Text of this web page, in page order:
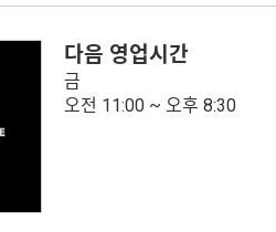
다음 영업시간
금
오전 11:00 ~ 오후 8:30